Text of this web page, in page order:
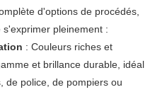
d'options de procédés,
pleinement :
: Couleurs riches et
et brillance durable, idéal
de police, de pompiers ou